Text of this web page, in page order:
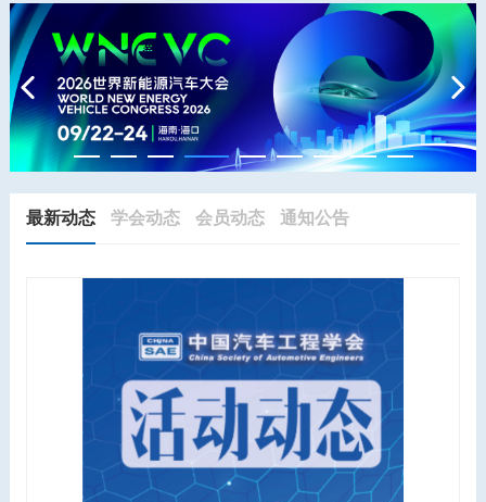
Previous Next
最新动态 学会动态 会员动态 通知公告